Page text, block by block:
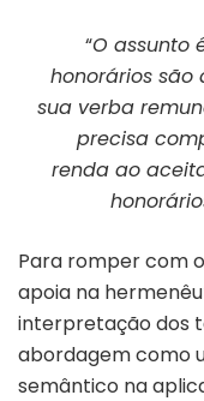
“O assunto
honorários são
sua verba
precisa
renda ao
Para romper com
apoia na
interpretação dos
abordagem como
semântico na